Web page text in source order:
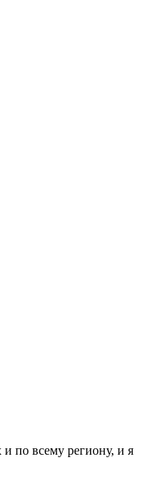
по всему региону, и я